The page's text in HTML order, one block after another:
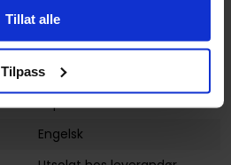
Tillat alle
Tilpass
10
Voksen
1 Illustrations
Paperback
Engelsk